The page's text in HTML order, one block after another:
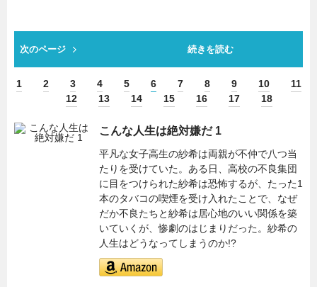
次のページ 続きを読む
1 2 3 4 5 6 7 8 9 10
11
12
13 14 15 16 17 18
こんな人生は絶対嫌だ 1
平凡な女子高生の紗希は両親が不仲で八つ当
たりを受けていた。ある日、高校の不良集団
に目をつけられた紗希は恐怖するが、たった1
本のタバコの喫煙を受け入れたことで、なぜ
だか不良たちと紗希は居心地のいい関係を築
いていくが、惨劇のはじまりだった。紗希の
人生はどうなってしまうのか!?